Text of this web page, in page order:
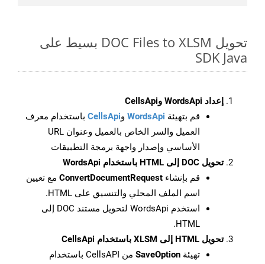
تحويل DOC Files to XLSM بسيط على
SDK Java
إعداد WordsApi وCellsApi
قم بتهيئة WordsApi وCellsApi باستخدام معرف
العميل والسر الخاص بالعميل وعنوان URL
الأساسي وإصدار واجهة برمجة التطبيقات
تحويل DOC إلى HTML باستخدام WordsApi
قم بإنشاء ConvertDocumentRequest مع تعيين
اسم الملف المحلي والتنسيق على HTML.
استخدم WordsApi لتحويل مستند DOC إلى
HTML.
تحويل HTML إلى XLSM باستخدام CellsApi
تهيئة SaveOption
من CellsAPI باستخدام